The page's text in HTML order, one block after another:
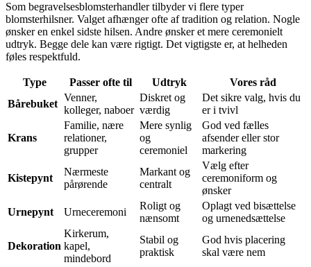
Som begravelsesblomsterhandler tilbyder vi flere typer
blomsterhilsner. Valget afhænger ofte af tradition og relation. Nogle
ønsker en enkel sidste hilsen. Andre ønsker et mere ceremonielt
udtryk. Begge dele kan være rigtigt. Det vigtigste er, at helheden
føles respektfuld.
Type Passer ofte til Udtryk
Vores råd
Bårebuket
Venner,
kolleger, naboer
Diskret og
værdig
Det sikre valg, hvis du
er i tvivl
Krans
Familie, nære
relationer,
grupper
Mere synlig
og
ceremoniel
God ved fælles
afsender eller stor
markering
Kistepynt
Nærmeste
pårørende
Markant og
centralt
Vælg efter
ceremoniform og
ønsker
Urnepynt
Urneceremoni
Roligt og
nænsomt
Oplagt ved bisættelse
og urnenedsættelse
Dekoration
Kirkerum,
kapel,
mindebord
Stabil og
praktisk
God hvis placering
skal være nem